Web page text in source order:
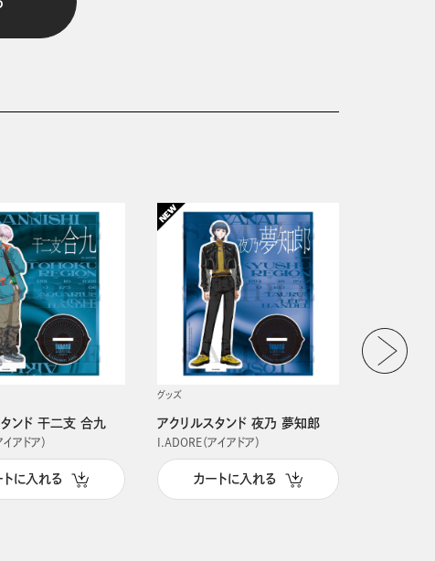
タンド 干二支 合九
アドア）
トに入れる
グッズ
アクリルスタンド 夜乃 夢知郎
I.ADORE（アイアドア）
カートに入れる